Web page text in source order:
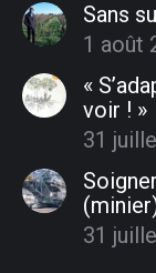
Sans
1 août
«
voir ! »
31
31